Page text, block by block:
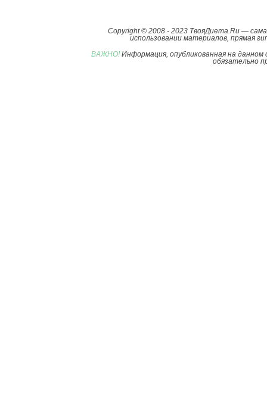
Copyright © 2008 - 2023 ТвояДиета.Ru —
использовании материалов, прямая
ВАЖНО! Информация, опубликованная на
обязательно